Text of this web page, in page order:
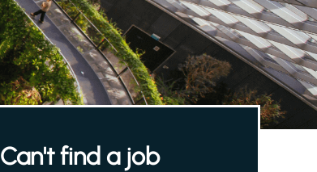
Can't find a job